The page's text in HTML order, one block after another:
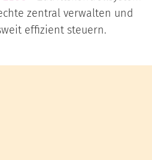
zentral verwalten und
effizient steuern.